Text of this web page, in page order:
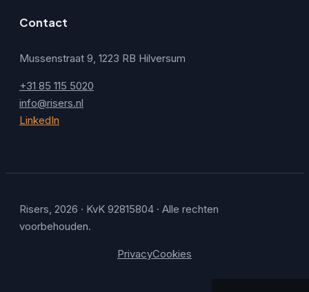
Contact
Mussenstraat 9, 1223 RB Hilversum
+31 85 115 5020
info@risers.nl
LinkedIn
Risers, 2026 · KvK 92815804 · Alle rechten
voorbehouden.
PrivacyCookies